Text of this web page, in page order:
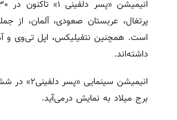
پرتغال، عربستان صعودی، آلمان، از
داشته‌اند.
برج میلاد به نمایش درمی‌آید.